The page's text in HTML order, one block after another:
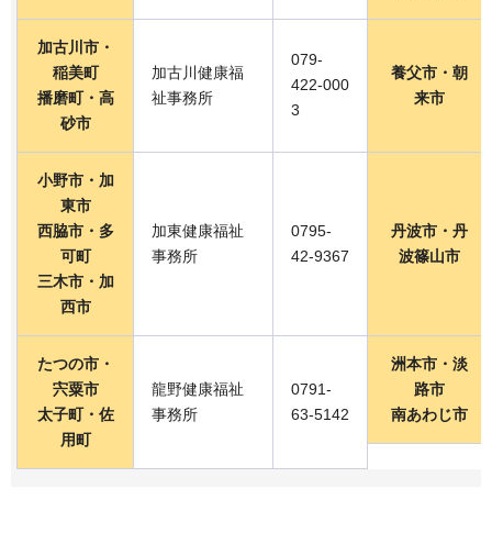
加古川市・
稲美町
播磨町・高
砂市
加古川健康福
祉事務所
079-
422-000
3
養父市・朝
来市
小野市・加
東市
西脇市・多
可町
三木市・加
西市
加東健康福祉
事務所
0795-
42-9367
丹波市・丹
波篠山市
たつの市・
宍粟市
太子町・佐
用町
龍野健康福祉
事務所
0791-
63-5142
洲本市・淡
路市
南あわじ市